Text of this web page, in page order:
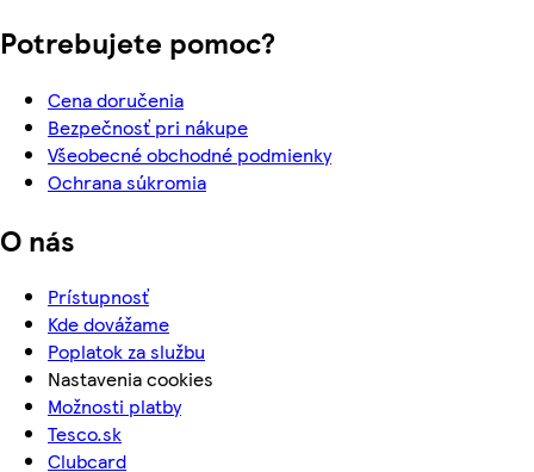
Potrebujete pomoc?
Cena doručenia
Bezpečnosť pri nákupe
Všeobecné obchodné podmienky
Ochrana súkromia
O nás
Prístupnosť
Kde dovážame
Poplatok za službu
Nastavenia cookies
Možnosti platby
Tesco.sk
Clubcard